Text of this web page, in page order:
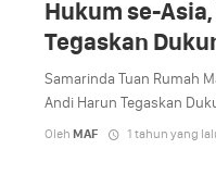
Hukum se-
Tegaskan
Samarinda Tuan Rumah
Andi Harun Tegaskan
Oleh MAF 1 tahun yang